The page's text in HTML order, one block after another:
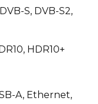
S, DVB-S2,
HDR10+
A, Ethernet,